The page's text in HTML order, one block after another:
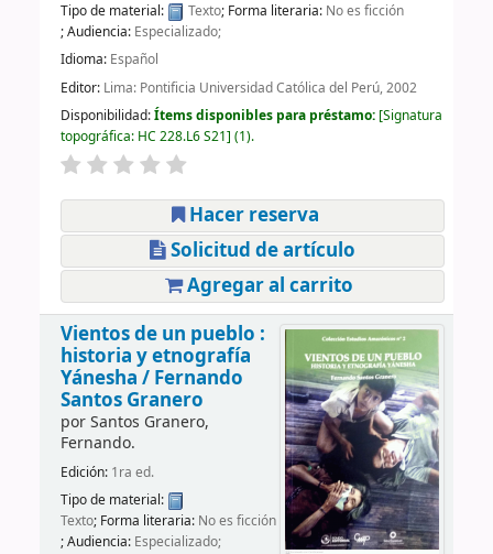
Tipo de material:
Texto; Forma literaria: No es ficción
; Audiencia: Especializado;
Idioma: Español
Editor: Lima: Pontificia Universidad Católica del Perú, 2002
Disponibilidad:Ítems disponibles para préstamo: Signatura
topográfica: HC 228.L6 S21 (1).
Hacer reserva
Solicitud de artículo
Agregar al carrito
Vientos de un pueblo :
historia y etnografía
Yánesha / Fernando
Santos Granero
porSantos Granero,
Fernando.
Edición: 1ra ed.
Tipo de material:
Texto; Forma literaria: No es ficción
; Audiencia: Especializado;